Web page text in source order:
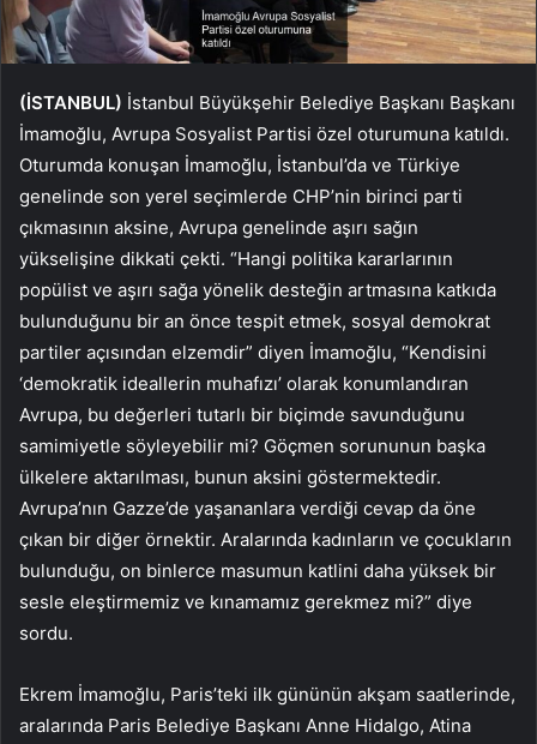
(İSTANBUL) İstanbul Büyükşehir Belediye Başkanı Başkanı
İmamoğlu, Avrupa Sosyalist Partisi özel oturumuna katıldı.
Oturumda konuşan İmamoğlu, İstanbul’da ve Türkiye
genelinde son yerel seçimlerde CHP’nin birinci parti
çıkmasının aksine, Avrupa genelinde aşırı sağın
yükselişine dikkati çekti. “Hangi politika kararlarının
popülist ve aşırı sağa yönelik desteğin artmasına katkıda
bulunduğunu bir an önce tespit etmek, sosyal demokrat
partiler açısından elzemdir” diyen İmamoğlu, “Kendisini
‘demokratik ideallerin muhafızı’ olarak konumlandıran
Avrupa, bu değerleri tutarlı bir biçimde savunduğunu
samimiyetle söyleyebilir mi? Göçmen sorununun başka
ülkelere aktarılması, bunun aksini göstermektedir.
Avrupa’nın Gazze’de yaşananlara verdiği cevap da öne
çıkan bir diğer örnektir. Aralarında kadınların ve çocukların
bulunduğu, on binlerce masumun katlini daha yüksek bir
sesle eleştirmemiz ve kınamamız gerekmez mi?” diye
sordu.
Ekrem İmamoğlu, Paris’teki ilk gününün akşam saatlerinde,
aralarında Paris Belediye Başkanı Anne Hidalgo, Atina